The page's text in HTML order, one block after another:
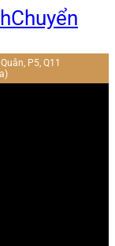
Chuyển
P5, Q11